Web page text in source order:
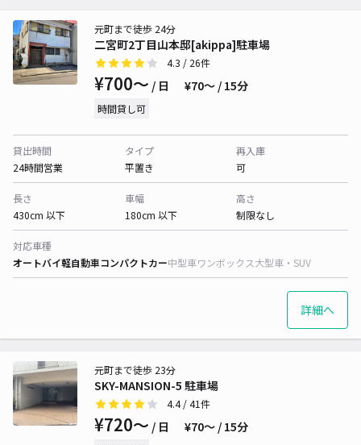
二宮町2丁目山本邸[akippa]駐車場
元町まで徒歩 24分
4.3 / 26件
¥700〜 / 日 ¥70〜 / 15分
時間貸し可
貸出時間
24時間営業
タイプ
平置き
再入庫
可
長さ
430cm 以下
車幅
180cm 以下
高さ
制限なし
対応車種
オートバイ軽自動車コンパクトカー中型車ワンボックス大型車・SUV
詳細へ
SKY-MANSION-5 駐車場
元町まで徒歩 23分
4.4/ 41件
¥720〜 / 日 ¥70〜 / 15分